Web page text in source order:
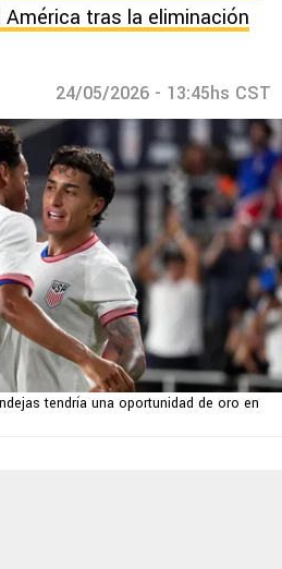
tras la eliminación
24/05/2026 - 13:45hs CST
tendría una oportunidad de oro en